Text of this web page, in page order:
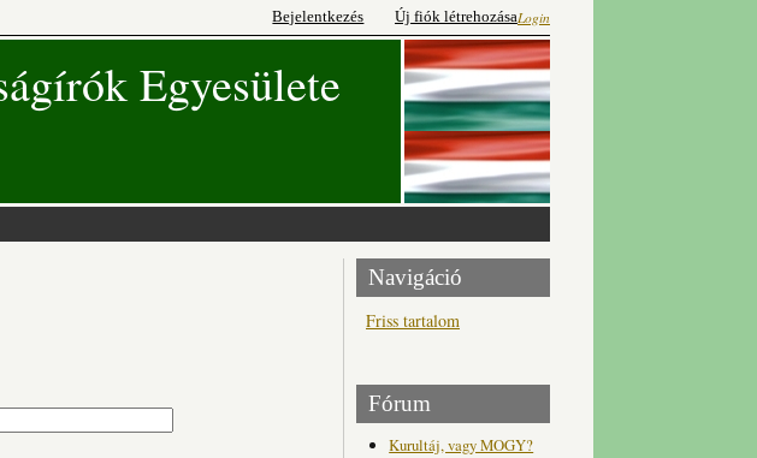
Login
Bejelentkezés Új fiók létrehozása
Egyesülete
Navigáció
Friss tartalom
Fórum
Kurultáj, vagy MOGY?